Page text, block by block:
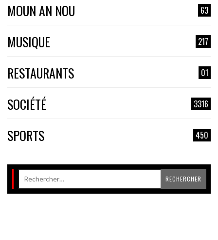
MOUN AN NOU 63
MUSIQUE 217
RESTAURANTS 01
SOCIÉTÉ 3316
SPORTS 450